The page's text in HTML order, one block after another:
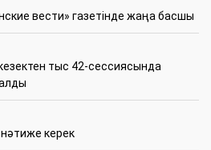
вести» газетінде жаңа басшы
тыс 42-сессиясында
керек